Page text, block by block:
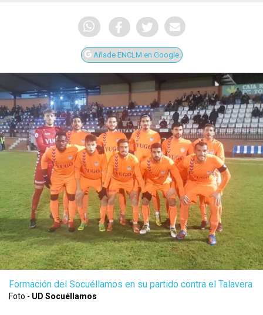
Añade ENCLM en Google
Formación del Socuéllamos en su partido contra el Talavera
Foto - UD Socuéllamos